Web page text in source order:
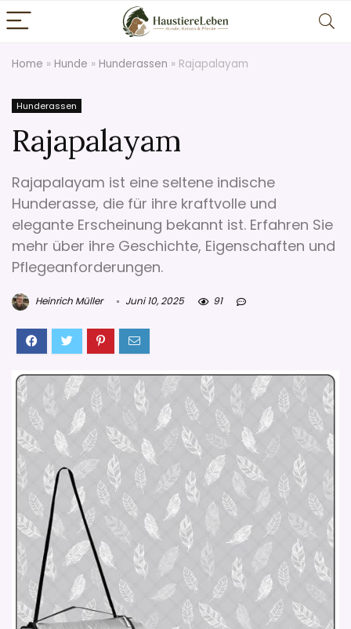
Home » Hunde » Hunderassen » Rajapalayam
Hunderassen
Rajapalayam
Rajapalayam ist eine seltene indische
Hunderasse, die für ihre kraftvolle und
elegante Erscheinung bekannt ist. Erfahren Sie
mehr über ihre Geschichte, Eigenschaften und
Pflegeanforderungen.
Heinrich Müller Juni 10, 2025 91